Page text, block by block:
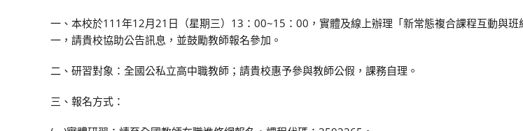
一、本校於111年12月21日（星期三）13：00~15：00，實體及線上辦理「新常態複合課程互動與
一，請貴校協助公告訊息，並鼓勵教師報名參加。
二、研習對象：全國公私立高中職教師；請貴校惠予參與教師公假，課務自理。
三、報名方式：